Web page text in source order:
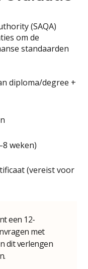
(SAQA)
om de
standaarden
diploma/degree +
weken)
(vereist voor
een 12-
met
dit verlengen